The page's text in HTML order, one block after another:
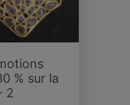
% sur la
2